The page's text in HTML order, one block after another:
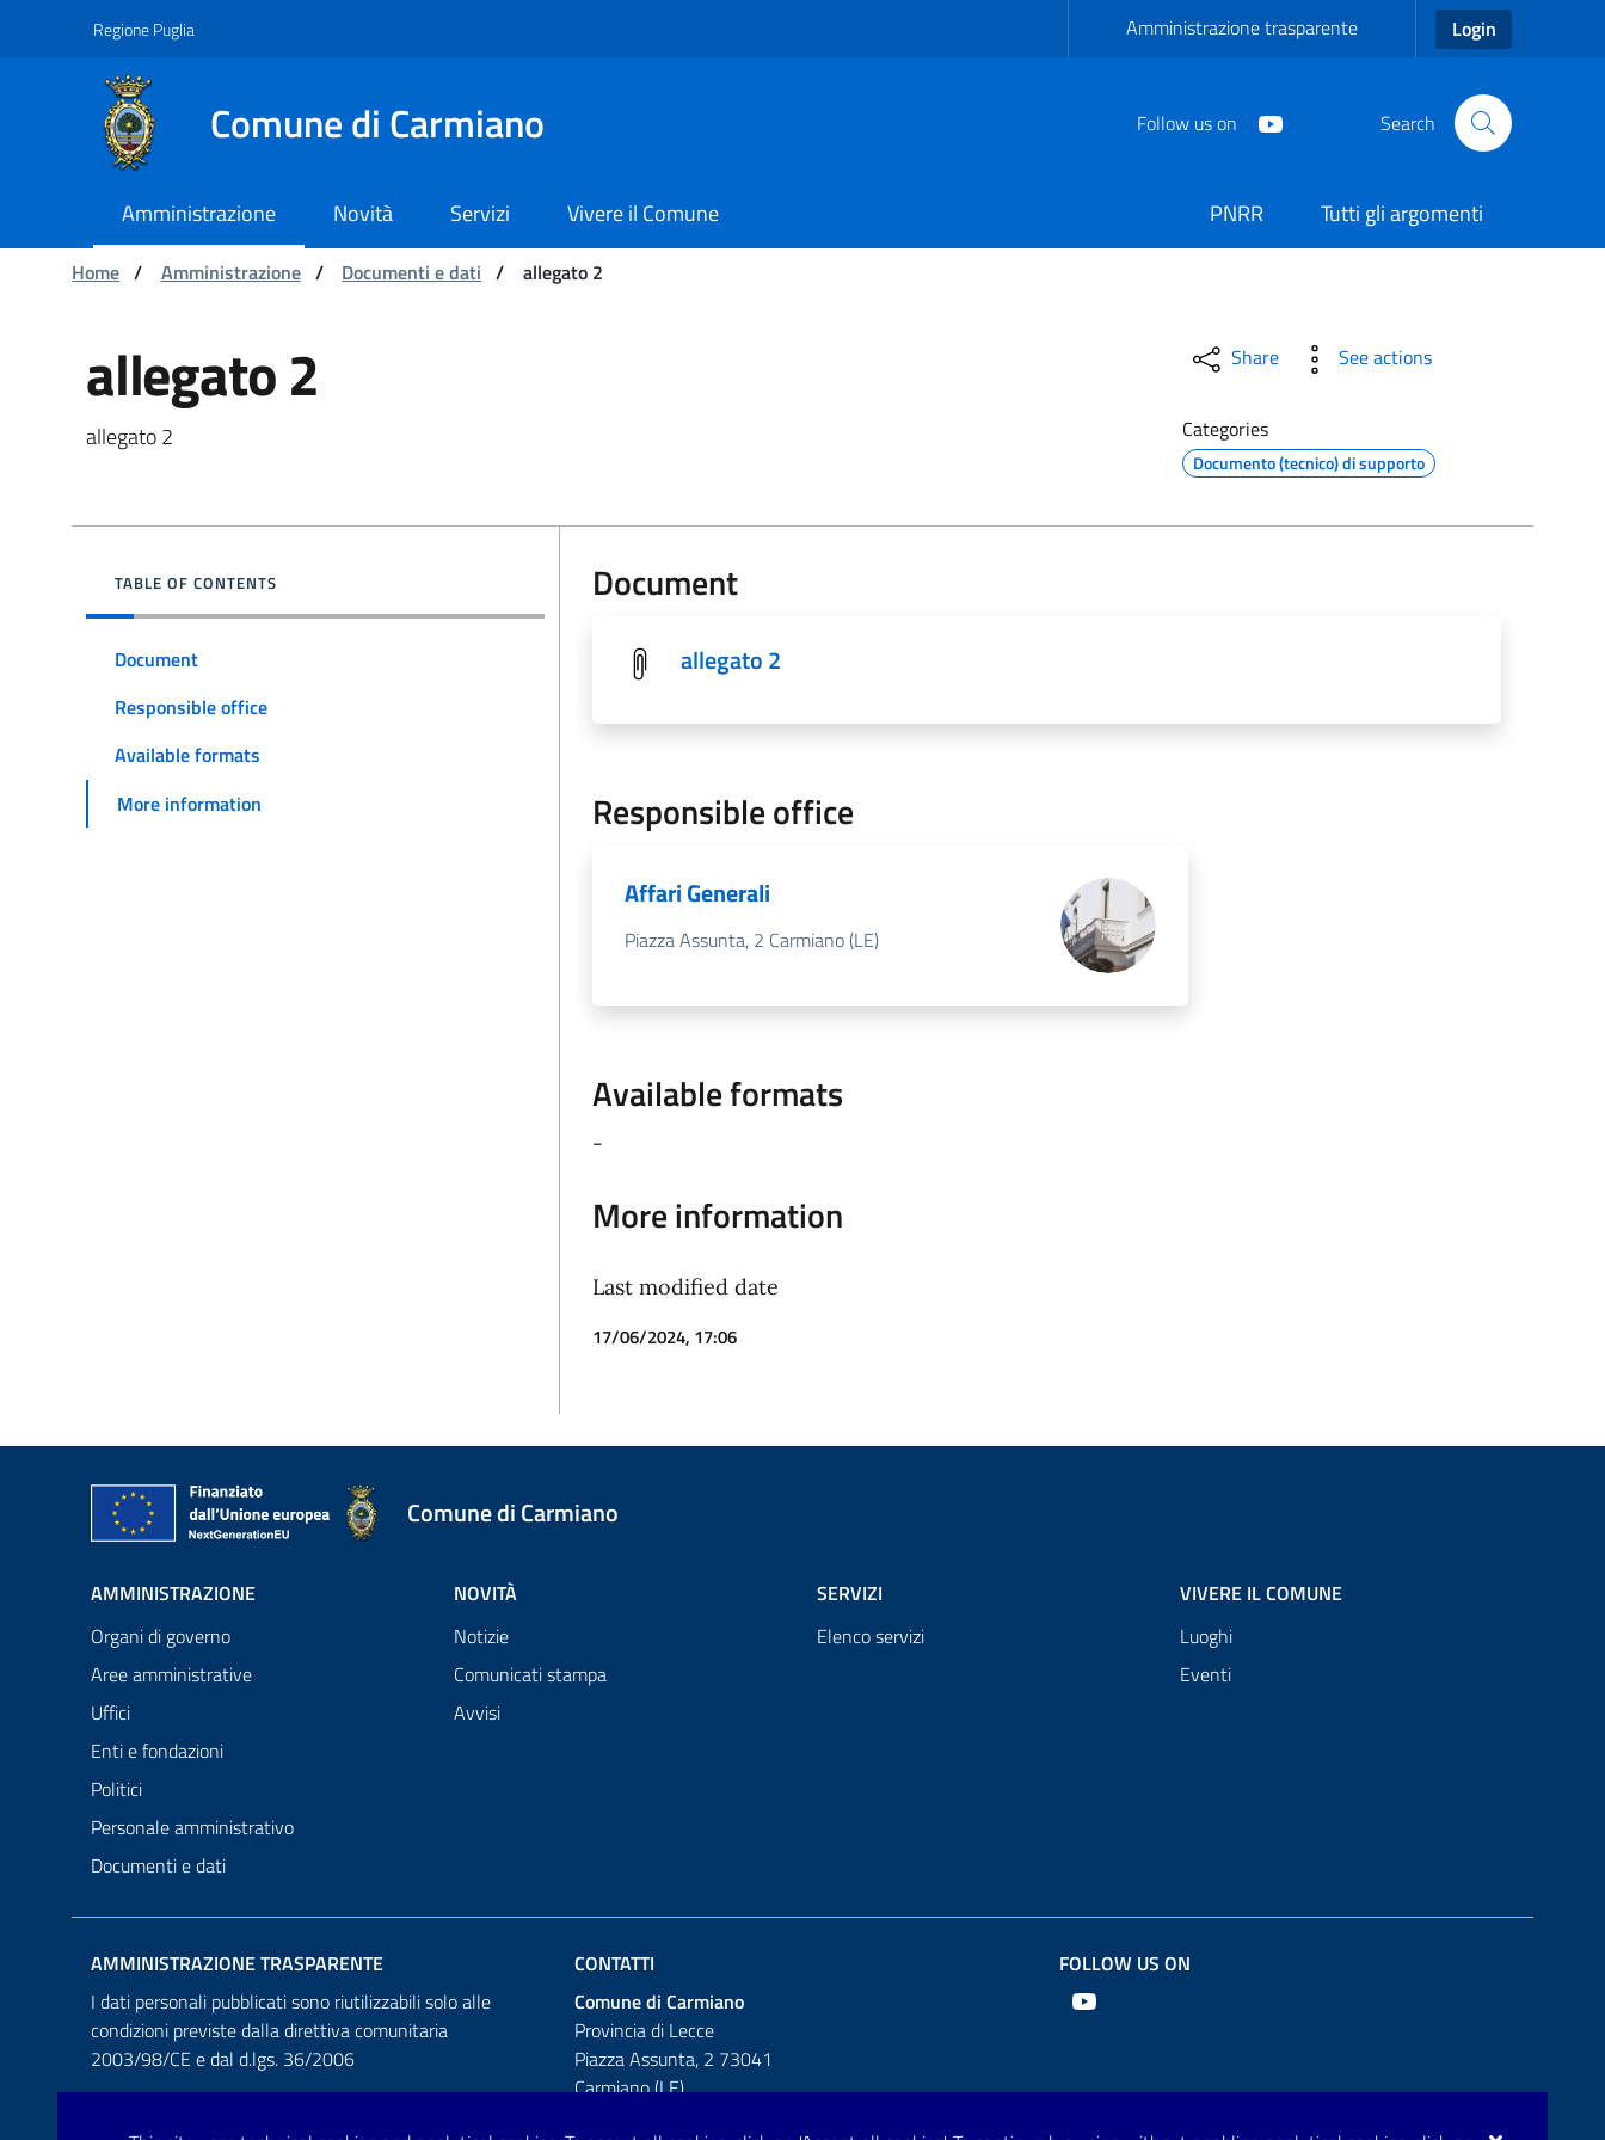
Navigation
Skip to ContentRegione Puglia Amministrazione trasparente Login
Comune di Carmiano Follow us on Search
Amministrazione Novità Servizi Vivere il Comune PNRR
Tutti gli argomenti
You are:
Home / Amministrazione / Documenti e dati / allegato 2
allegato 2 - Comune di Carmiano
allegato 2
allegato 2
Share See actions
Categories
Documento (tecnico) di supporto
TABLE OF CONTENTS
Document
Responsible office
Available formats
More information
Document
allegato 2
Responsible office
Affari Generali
Piazza Assunta, 2 Carmiano (LE)
Available formats
-
More information
Last modified date
17/06/2024, 17:06
Comune di Carmiano
AMMINISTRAZIONE
Organi di governo
Aree amministrative
Uffici
Enti e fondazioni
Politici
Personale amministrativo
Documenti e dati
NOVITÀ
Notizie
Comunicati stampa
Avvisi
SERVIZI
Elenco servizi
VIVERE IL COMUNE
Luoghi
Eventi
AMMINISTRAZIONE TRASPARENTE
I dati personali pubblicati sono riutilizzabili solo alle
condizioni previste dalla direttiva comunitaria
2003/98/CE e dal d.lgs. 36/2006
CONTATTI
Comune di Carmiano
Provincia di Lecce
Piazza Assunta, 2 73041
Carmiano (LE)
FOLLOW US ON